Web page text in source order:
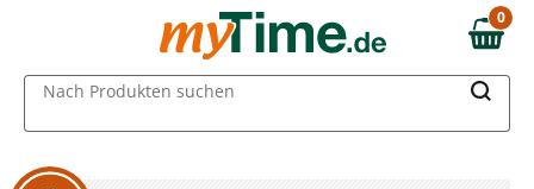
Zum Hauptinhalt springen
Zur Navigation springen
Zur Suche springen
0,00 €
0
Nach Produkten suchen